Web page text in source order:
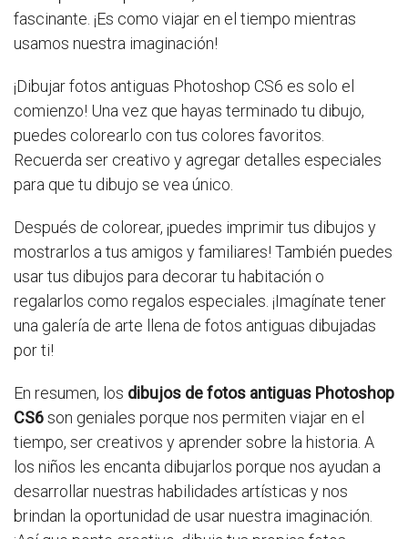
fascinante. ¡Es como viajar en el tiempo mientras
usamos nuestra imaginación!
¡Dibujar fotos antiguas Photoshop CS6 es solo el
comienzo! Una vez que hayas terminado tu dibujo,
puedes colorearlo con tus colores favoritos.
Recuerda ser creativo y agregar detalles especiales
para que tu dibujo se vea único.
Después de colorear, ¡puedes imprimir tus dibujos y
mostrarlos a tus amigos y familiares! También puedes
usar tus dibujos para decorar tu habitación o
regalarlos como regalos especiales. ¡Imagínate tener
una galería de arte llena de fotos antiguas dibujadas
por ti!
En resumen, los dibujos de fotos antiguas Photoshop
CS6son geniales porque nos permiten viajar en el
tiempo, ser creativos y aprender sobre la historia. A
los niños les encanta dibujarlos porque nos ayudan a
desarrollar nuestras habilidades artísticas y nos
brindan la oportunidad de usar nuestra imaginación.